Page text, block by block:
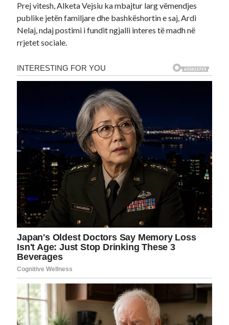
Prej vitesh, Alketa Vejsiu ka mbajtur larg vëmendjes
publike jetën familjare dhe bashkëshortin e saj, Ardi
Nelaj, ndaj postimi i fundit ngjalli interes të madh në
rrjetet sociale.